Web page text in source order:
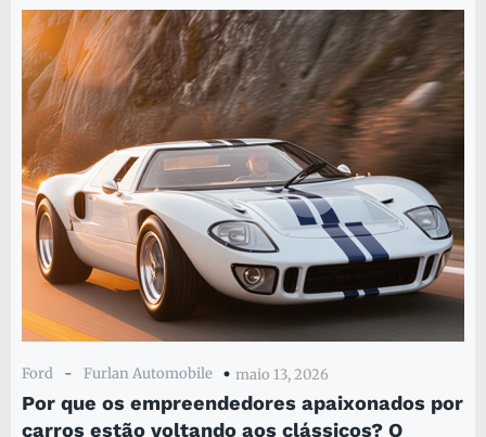
Ford - Furlan Automobile maio 13, 2026
Por que os empreendedores apaixonados por
carros estão voltando aos clássicos? O